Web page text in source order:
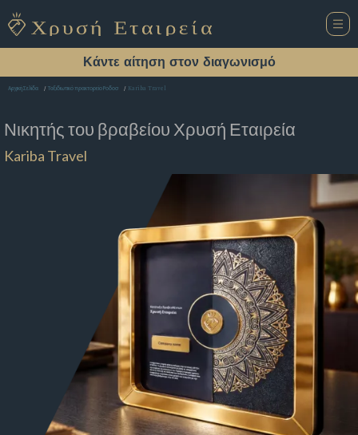
Κάντε αίτηση στον διαγωνισμό
Αρχική Σελίδα Ταξιδιωτικό πρακτορείο Ροδοσ Kariba Travel
Νικητής του βραβείου Χρυσή Εταιρεία
Kariba Travel